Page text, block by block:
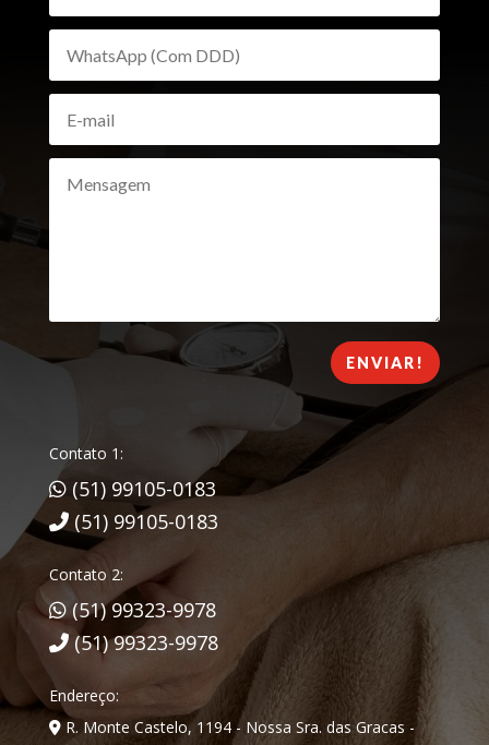
ENVIAR!
Contato 1:
(51) 99105-0183
(51) 99105-0183
Contato 2:
(51) 99323-9978
(51) 99323-9978
Endereço:
R. Monte Castelo, 1194 - Nossa Sra. das Gracas -